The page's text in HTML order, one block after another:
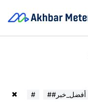
# ##أفضل_خبر